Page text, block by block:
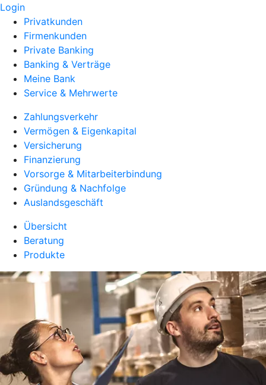
Login
Privatkunden
Firmenkunden
Private Banking
Banking & Verträge
Meine Bank
Service & Mehrwerte
Zahlungsverkehr
Vermögen & Eigenkapital
Versicherung
Finanzierung
Vorsorge & Mitarbeiterbindung
Gründung & Nachfolge
Auslandsgeschäft
Übersicht
Beratung
Produkte